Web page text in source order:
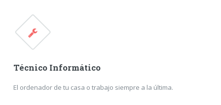
Técnico Informático
El ordenador de tu casa o trabajo siempre a la última.